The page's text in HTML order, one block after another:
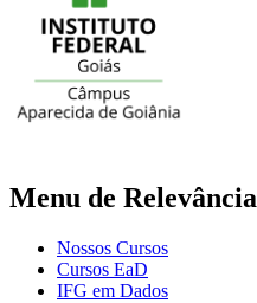
Menu de Relevância
Nossos Cursos
Cursos EaD
IFG em Dados